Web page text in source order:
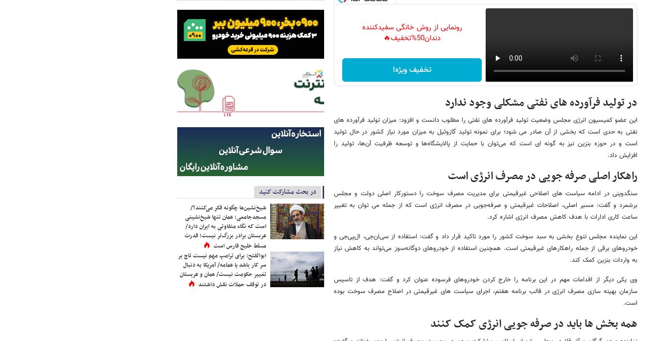
رونمایی از روش خانگی سفیدکننده
دندان50%تخفیف🔥
تخفیف ویژه!
در تولید فرآورده های نفتی مشکلی وجود ندارد
این عضو کمیسیون انرژی مجلس وضعیت تولید فرآورده های نفتی را مطلوب دانست و افزود: میزان تولید فرآورده های
نفتی به حدی است که بخشی از آن صادر می شود؛ برای نمونه تولید گازوئیل به میزان مورد نیاز کشور در حال تولید
است و در حوزه بنزین نیز به گونه ای است که می‌توان با حمایت از پالایشگاه‌ها و توسعه ظرفیت آن‌ها، تولید را
افزایش داد.
راهکار اصلی صرفه جویی در مصرف انرژی است
سنگدوینی در ادامه سیاست های اصلاحی غیرقیمتی برای مدیریت مصرف سوخت را دستورکار اصلی دولت و مجلس
برشمرد و گفت: مسیر اصلی، اصلاحات غیرقیمتی و صرفه‌جویی در مصرف انرژی است که از جمله می توان به تغییر
ساعت کاری ادارات با هدف کاهش مصرف انرژی اشاره کرد.
این نماینده مجلس تنوع بخشی به سبد سوخت کشور را مورد تاکید قرار داد و گفت: استفاده از سی‌ان‌جی، ال‌پی‌جی و
خودروهای برقی از جمله راهکارهای غیرقیمتی است. همچنین استفاده از خودروهای دوگانه‌سوز می‌تواند به کاهش نیاز
به واردات بنزین کمک کند.
وی یکی دیگر از اقدامات مهم در این برنامه را خارج کردن خودروهای فرسوده عنوان کرد و گفت: هدف از تاسیس
سازمان بهینه سازی مصرف انرژی در قالب برنامه هفتم، اجرای سیاست های غیرقیمتی در اصلاح مصرف سوخت بوده
است.
همه بخش ها باید در صرفه جویی انرژی کمک کنند
در بحث مشارکت کنید
شیخ‌نشین‌ها چگونه فکر می‌کنند؟/
مسجدجامعی: عمان تنها شیخ‌نشینی
است که نگاه متفاوتی به ایران دارد/
عربستان برادر بزرگ‌تر نیست؛ قدرت
مسلط خلیج فارس است
ابوالفتح: برای ترامپ مهم نیست تاج بر
سر کار باشد یا عمامه/ آمریکا به دنبال
تغییر حکومت نیست/ عمان و عربستان
در توقف حملات نقش داشتند